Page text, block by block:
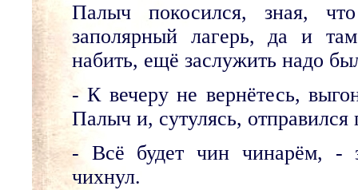
Палыч покосился, зная,
заполярный лагерь, да и
набить, ещё заслужить надо
- К вечеру не вернётесь,
Палыч и, сутулясь, отправился
- Всё будет чин чинарём, -
чихнул.